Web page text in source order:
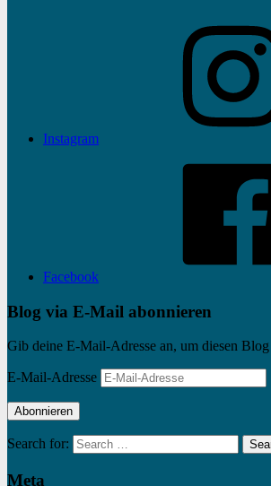
Instagram
Facebook
Blog via E-Mail abonnieren
Gib deine E-Mail-Adresse an, um diesen
E-Mail-Adresse
Abonnieren
Search for:
Meta